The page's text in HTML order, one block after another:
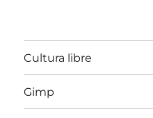
Cultura libre
Gimp